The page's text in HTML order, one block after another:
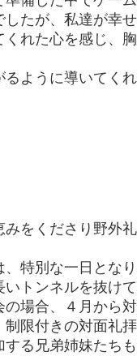
したが、私達が幸
くれた心を感じ、
るように導いてく
をくださり野外
特別な一日とな
いトンネルを抜け
の場合、４月から
制限付きの対面礼
する兄弟姉妹たち